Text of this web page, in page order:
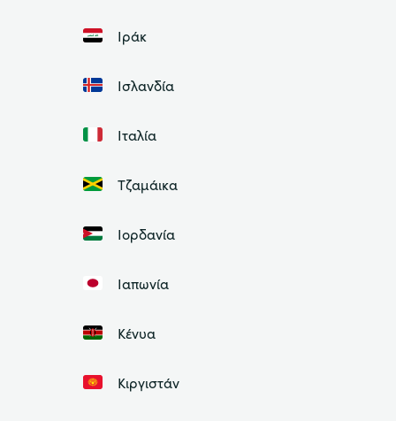
Ιράκ
Ισλανδία
Ιταλία
Τζαμάικα
Ιορδανία
Ιαπωνία
Κένυα
Κιργιστάν